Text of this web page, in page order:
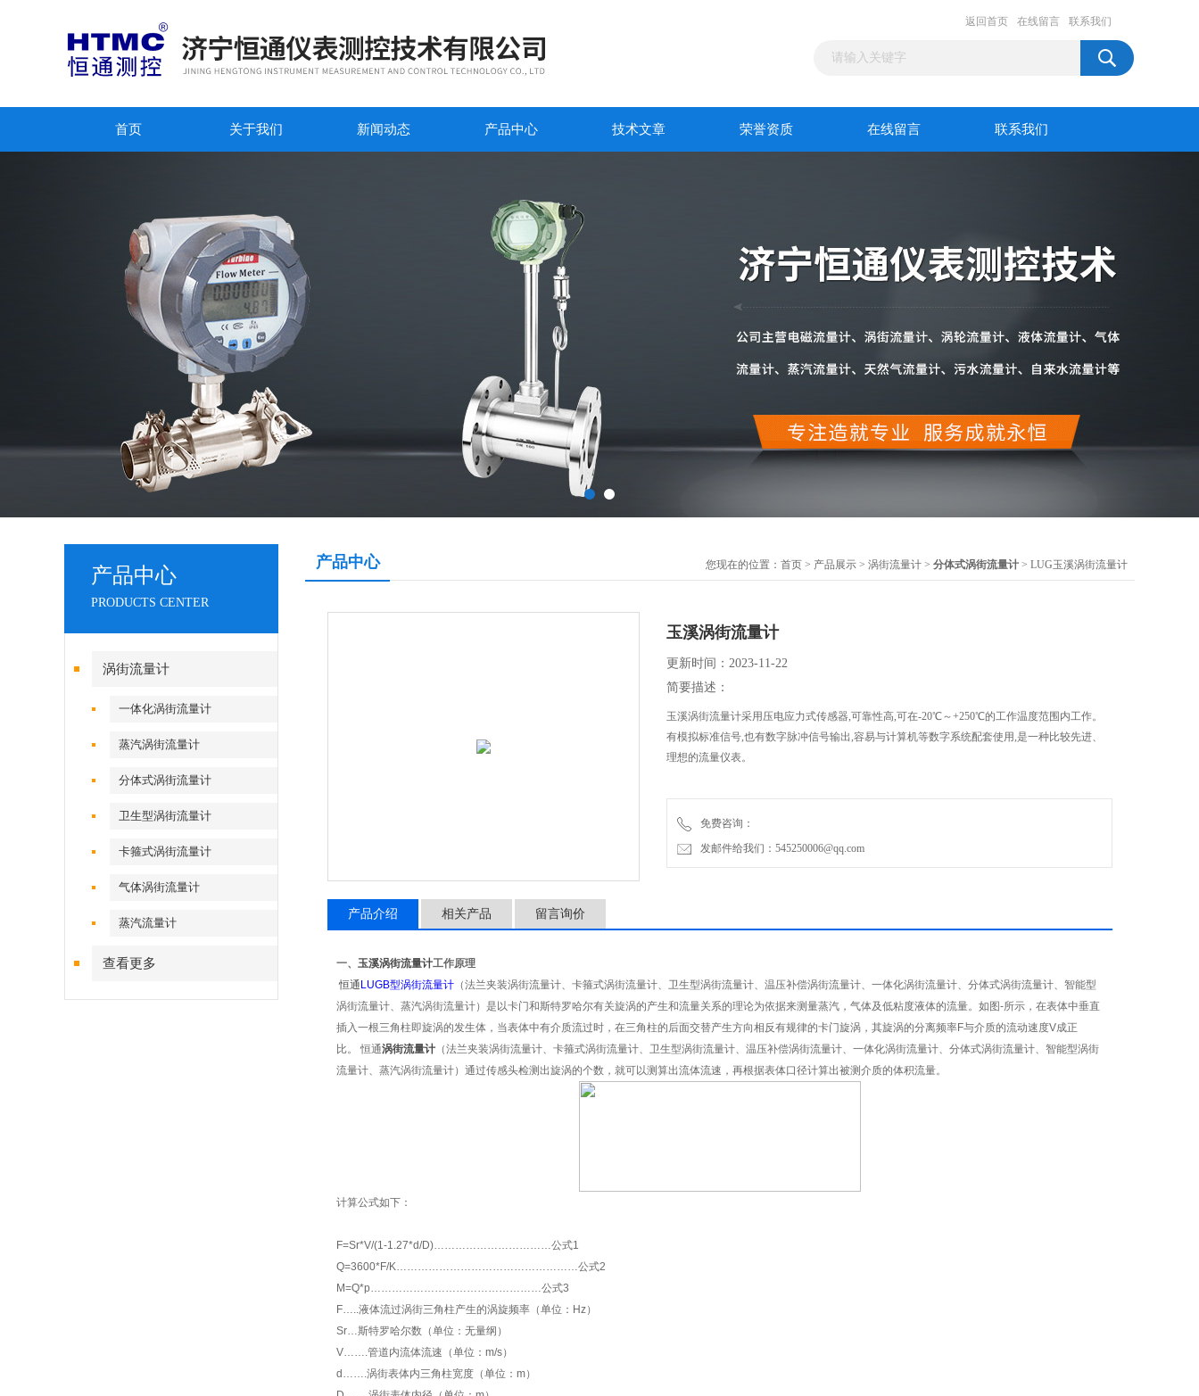
返回首页 在线留言 联系我们
首页 关于我们 新闻动态 产品中心 技术文章 荣誉资质 在线留言 联系我们
产品中心
PRODUCTS CENTER
涡街流量计
一体化涡街流量计
蒸汽涡街流量计
分体式涡街流量计
卫生型涡街流量计
卡箍式涡街流量计
气体涡街流量计
蒸汽流量计
查看更多
产品中心 您现在的位置： 首页 > 产品展示 > 涡街流量计 > 分体式涡街流量计 > LUG玉溪涡街流量计
玉溪涡街流量计
更新时间：2023-11-22
简要描述：
玉溪涡街流量计采用压电应力式传感器,可靠性高,可在-20℃～+250℃的工作温度范围内工作。
有模拟标准信号,也有数字脉冲信号输出,容易与计算机等数字系统配套使用,是一种比较先进、
理想的流量仪表。
免费咨询：
发邮件给我们：545250006@qq.com
产品介绍 相关产品 留言询价
一、 玉溪涡街流量计工作原理
恒通 LUGB型涡街流量计 （法兰夹装涡街流量计、卡箍式涡街流量计、卫生型涡街流量计、温压补偿涡街流量计、一体化涡街流量计、分体式涡街流量计、智能型
涡街流量计、蒸汽涡街流量计） 是以卡门和斯特罗哈尔有关旋涡的产生和流量关系的理论为依据来测量蒸汽，气体及低粘度液体的流量。如图-所示，在表体中垂直
插入一根三角柱即旋涡的发生体，当表体中有介质流过时，在三角柱的后面交替产生方向相反有规律的卡门旋涡，其旋涡的分离频率F与介质的流动速度V成正
比。
恒通涡街流量计 （法兰夹装涡街流量计、卡箍式涡街流量计、卫生型涡街流量计、温压补偿涡街流量计、一体化涡街流量计、分体式涡街流量计、智能型涡街
流量计、蒸汽涡街流量计）通过传感头检测出旋涡的个数，就可以测算出流体流速，再根据表体口径计算出被测介质的体积流量。
计算公式如下：
F=Sr*V/(1-1.27*d/D)……………………………公式1
Q=3600*F/K……………………………………………公式2
M=Q*p…………………………………………公式3
F…..液体流过涡街三角柱产生的涡旋频率（单位：Hz）
Sr…斯特罗哈尔数（单位：无量纲）
V…….管道内流体流速（单位：m/s）
d…….涡街表体内三角柱宽度（单位：m）